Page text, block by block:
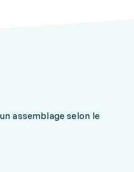
assemblage selon le